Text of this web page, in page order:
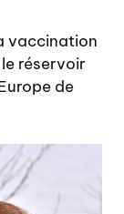
vaccination
réservoir
de